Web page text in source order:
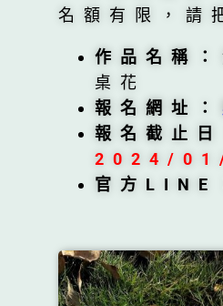
名額有限，請
作品名稱：
桌花
報名網址：
報名截止日
2024/
官方LINE